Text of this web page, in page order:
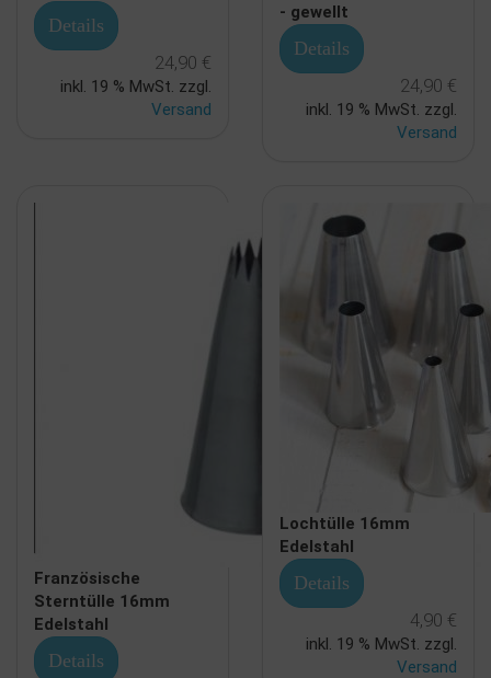
Details
24,90 €
inkl. 19 % MwSt. zzgl.
Versand
- gewellt
Details
24,90 €
inkl. 19 % MwSt. zzgl.
Versand
Französische
Sterntülle 16mm
Edelstahl
Details
Lochtülle 16mm
Edelstahl
Details
4,90 €
inkl. 19 % MwSt. zzgl.
Versand